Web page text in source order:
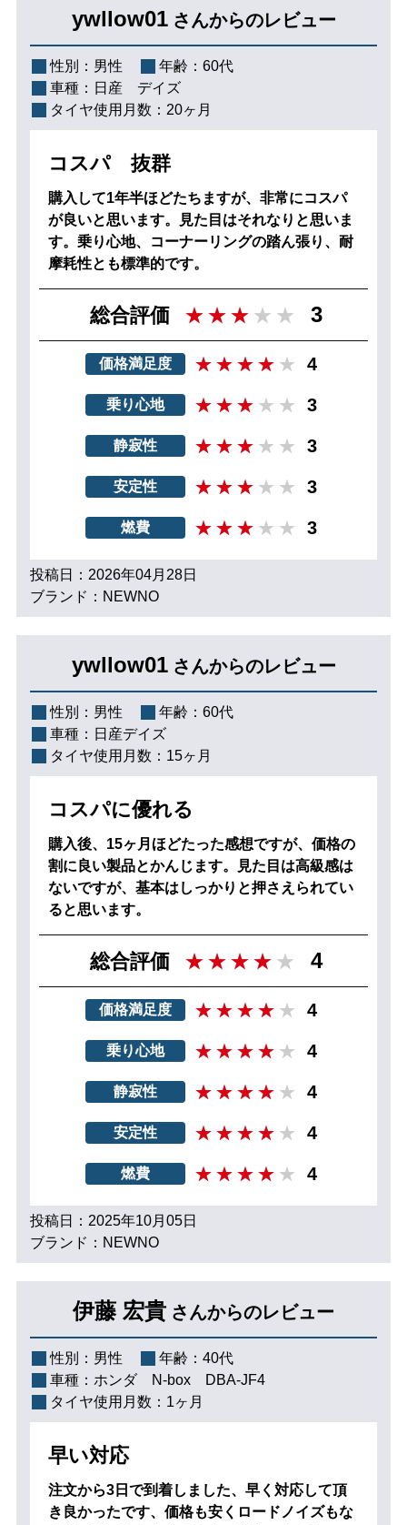
ywllow01 さんからのレビュー
性別： 男性 年齢： 60代
車種： 日産 デイズ
タイヤ使用月数： 20ヶ月
コスパ 抜群
購入して1年半ほどたちますが、非常にコスパ
が良いと思います。見た目はそれなりと思いま
す。乗り心地、コーナーリングの踏ん張り、耐
摩耗性とも標準的です。
総合評価 3
価格満足度 4
乗り心地 3
静寂性 3
安定性 3
燃費 3
投稿日：2026年04月28日
ブランド：NEWNO
ywllow01 さんからのレビュー
性別： 男性 年齢： 60代
車種： 日産デイズ
タイヤ使用月数： 15ヶ月
コスパに優れる
購入後、15ヶ月ほどたった感想ですが、価格の
割に良い製品とかんじます。見た目は高級感は
ないですが、基本はしっかりと押さえられてい
ると思います。
総合評価 4
価格満足度 4
乗り心地 4
静寂性 4
安定性 4
燃費 4
投稿日：2025年10月05日
ブランド：NEWNO
伊藤 宏貴 さんからのレビュー
性別： 男性 年齢： 40代
車種： ホンダ N‐box DBA-JF4
タイヤ使用月数： 1ヶ月
早い対応
注文から3日で到着しました、早く対応して頂
き良かったです、価格も安くロードノイズもな